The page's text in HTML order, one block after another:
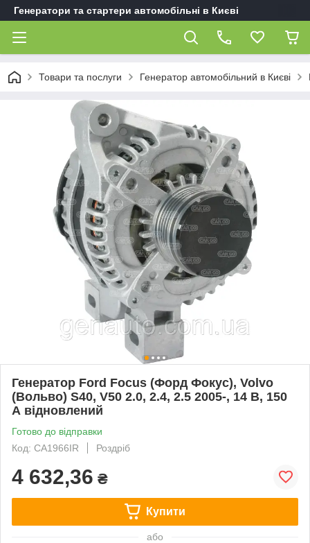
Генератори та стартери автомобільні в Києві
Товари та послуги Генератор автомобільний в Києві
Генератор Ford Focus (Форд Фокус), Volvo
(Вольво) S40, V50 2.0, 2.4, 2.5 2005-, 14 В, 150
А відновлений
Готово до відправки
Код: CA1966IR
Роздріб
4 632,36 ₴
Купити
або